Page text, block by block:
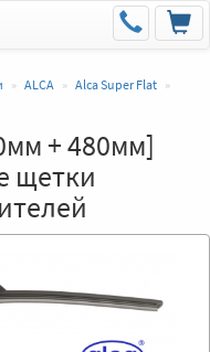
ALCA
Alca Super Flat
+ 480мм]
щетки